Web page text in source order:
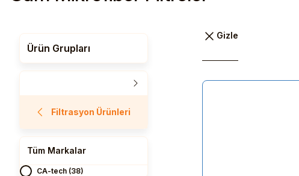
Ürün Grupları
Filtrasyon Ürünleri
Tüm Markalar
CA-tech (38)